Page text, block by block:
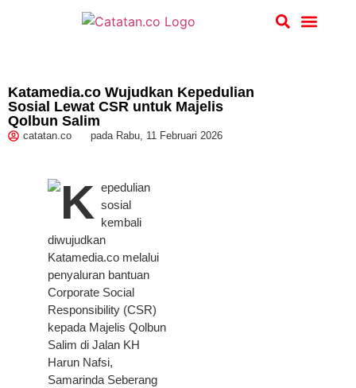
Katamedia.co Wujudkan Kepedulian
Sosial Lewat CSR untuk Majelis
Qolbun Salim
catatan.co pada Rabu, 11 Februari 2026